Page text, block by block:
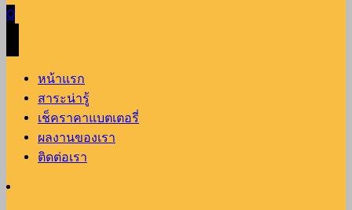
0
หน้าแรก
สาระน่ารู้
เช็คราคาแบตเตอรี่
ผลงานของเรา
ติดต่อเรา